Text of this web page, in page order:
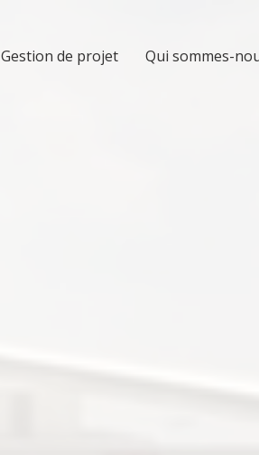
Gestion de projet Qui sommes-